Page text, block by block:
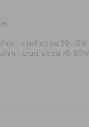
- clasificada 60-70W
- clasificada 70-80W